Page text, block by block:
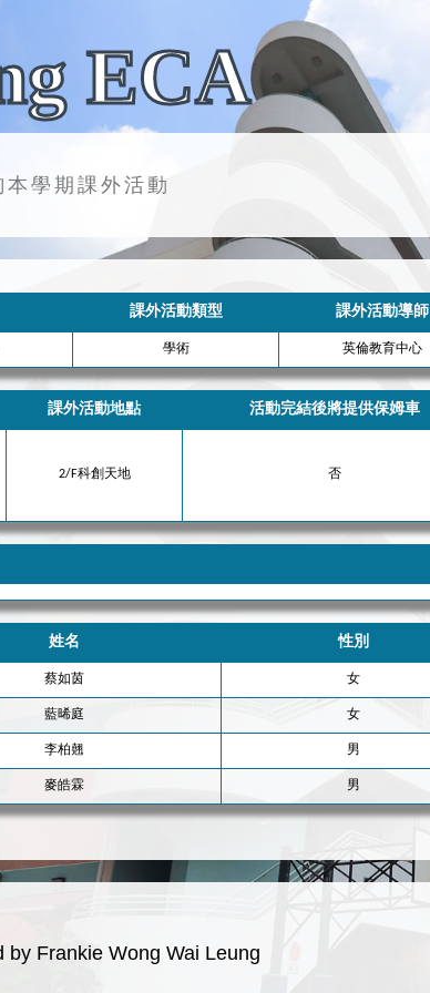
ECA
本學期課外活動
課外活動類型 課外活動導師
學術 英倫教育中心
課外活動地點 活動完結後將提供保姆車
2/F科創天地 否
姓名 性別
蔡如茵 女
藍晞庭 女
李柏翹 男
麥皓霖 男
Frankie Wong Wai Leung